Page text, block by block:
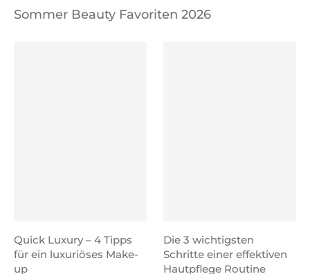
Sommer Beauty Favoriten 2026
Quick Luxury – 4 Tipps
für ein luxuriöses Make-
up
Die 3 wichtigsten
Schritte einer effektiven
Hautpflege Routine